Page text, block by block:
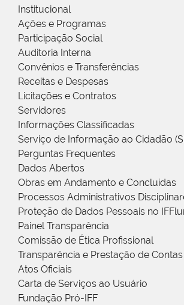
Institucional
Ações e Programas
Participação Social
Auditoria Interna
Convênios e Transferências
Receitas e Despesas
Licitações e Contratos
Servidores
Informações Classificadas
Serviço de Informação ao Cidadão
Perguntas Frequentes
Dados Abertos
Obras em Andamento e Concluídas
Processos Administrativos
Proteção de Dados Pessoais no
Painel Transparência
Comissão de Ética Profissional
Transparência e Prestação de Contas
Atos Oficiais
Carta de Serviços ao Usuário
Fundação Pró-IFF